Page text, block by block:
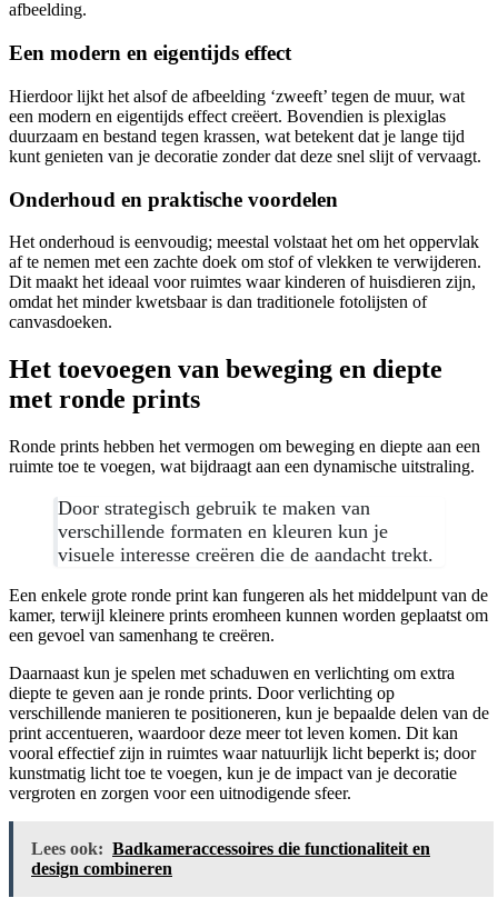
afbeelding.
Een modern en eigentijds effect
Hierdoor lijkt het alsof de afbeelding ‘zweeft’ tegen de muur, wat
een modern en eigentijds effect creëert. Bovendien is plexiglas
duurzaam en bestand tegen krassen, wat betekent dat je lange tijd
kunt genieten van je decoratie zonder dat deze snel slijt of vervaagt.
Onderhoud en praktische voordelen
Het onderhoud is eenvoudig; meestal volstaat het om het oppervlak
af te nemen met een zachte doek om stof of vlekken te verwijderen.
Dit maakt het ideaal voor ruimtes waar kinderen of huisdieren zijn,
omdat het minder kwetsbaar is dan traditionele fotolijsten of
canvasdoeken.
Het toevoegen van beweging en diepte
met ronde prints
Ronde prints hebben het vermogen om beweging en diepte aan een
ruimte toe te voegen, wat bijdraagt aan een dynamische uitstraling.
Door strategisch gebruik te maken van
verschillende formaten en kleuren kun je
visuele interesse creëren die de aandacht trekt.
Een enkele grote ronde print kan fungeren als het middelpunt van de
kamer, terwijl kleinere prints eromheen kunnen worden geplaatst om
een gevoel van samenhang te creëren.
Daarnaast kun je spelen met schaduwen en verlichting om extra
diepte te geven aan je ronde prints. Door verlichting op
verschillende manieren te positioneren, kun je bepaalde delen van de
print accentueren, waardoor deze meer tot leven komen. Dit kan
vooral effectief zijn in ruimtes waar natuurlijk licht beperkt is; door
kunstmatig licht toe te voegen, kun je de impact van je decoratie
vergroten en zorgen voor een uitnodigende sfeer.
Lees ook: Badkameraccessoires die functionaliteit en
design combineren